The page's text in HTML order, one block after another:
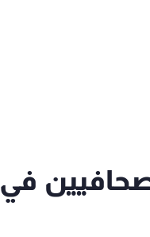
صحافيين في